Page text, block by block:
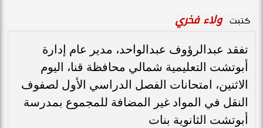
كتبت ولاء فخري
تفقد عبدالرؤوف عبدالواحد، مدير عام إدارة
أبوتشت التعليمية شمالي محافظة قنا، اليوم
الاثنين، امتحانات الفصل الدراسي الأول لصفوف
النقل في المواد غير المضافة للمجموع بمدرسة
أبوتشت الثانوية بنات